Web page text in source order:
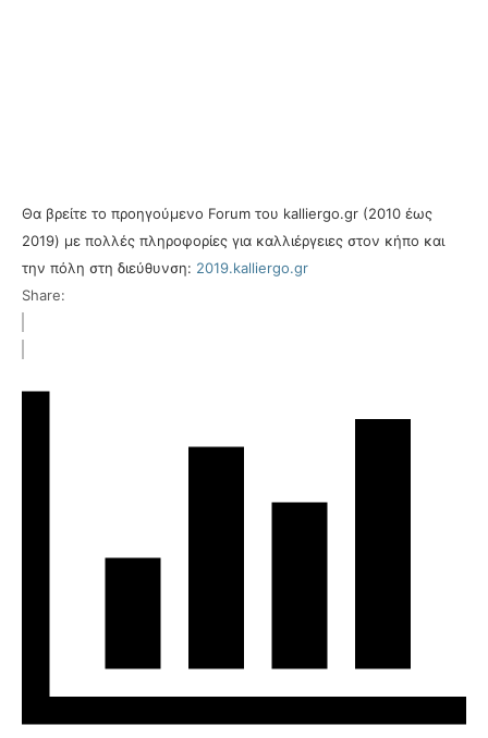
Θα βρείτε το προηγούμενο Forum του kalliergo.gr (2010 έως
2019) με πολλές πληροφορίες για καλλιέργειες στον κήπο και
την πόλη στη διεύθυνση: 2019.kalliergo.gr
Share: